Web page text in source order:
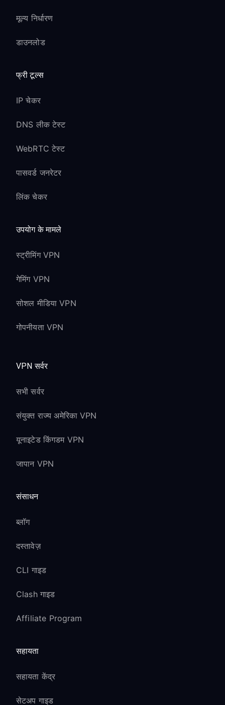
मूल्य निर्धारण
डाउनलोड
फ्री टूल्स
IP चेकर
DNS लीक टेस्ट
WebRTC टेस्ट
पासवर्ड जनरेटर
लिंक चेकर
उपयोग के मामले
स्ट्रीमिंग VPN
गेमिंग VPN
सोशल मीडिया VPN
गोपनीयता VPN
VPN सर्वर
सभी सर्वर
संयुक्त राज्य अमेरिका VPN
यूनाइटेड किंगडम VPN
जापान VPN
संसाधन
ब्लॉग
दस्तावेज़
CLI गाइड
Clash गाइड
Affiliate Program
सहायता
सहायता केंद्र
सेटअप गाइड